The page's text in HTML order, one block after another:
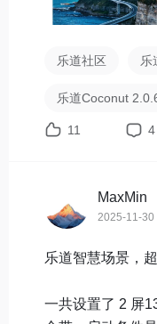
乐道社区 乐
乐道Coconut
11 4
MaxMin
2025-11-30
乐道智慧场景，
一共设置了 2 屏